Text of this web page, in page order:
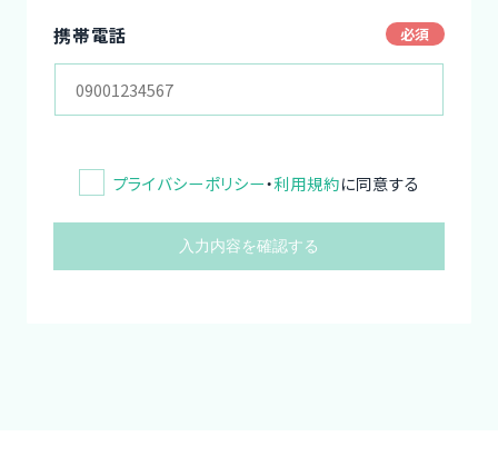
携帯電話
プライバシーポリシー・利用規約に同意する
入力内容を確認する